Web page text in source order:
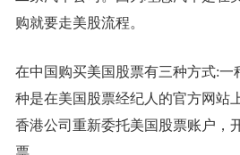
购就要走美股流程。
在中国购买美国股票有三种方式:一
种是在美国股票经纪人的官方网站
香港公司重新委托美国股票账户，
票。